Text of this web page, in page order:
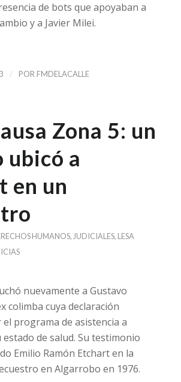
de bots que apoyaban a
y a Javier Milei.
/ POR FMDELACALLE
Zona 5: un
a
en un
HUMANOS, JUDICIALES, LESA
nuevamente a Gustavo
colimba cuya declaración
programa de asistencia a
de salud. Su testimonio
Emilio Ramón Etchart en la
en Algarrobo en 1976.